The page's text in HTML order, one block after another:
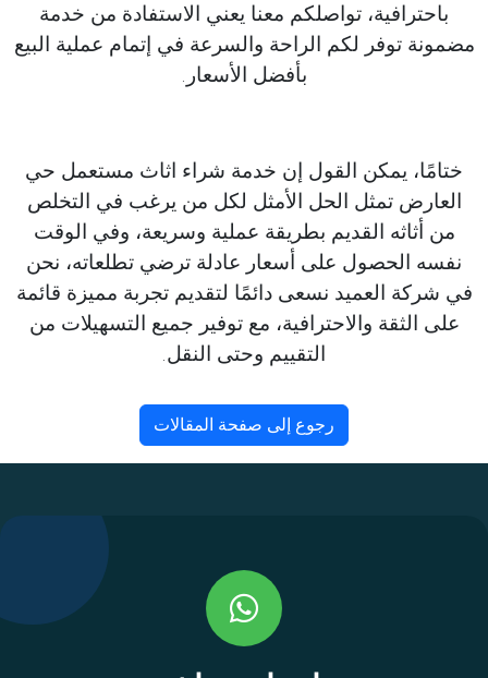
باحترافية، تواصلكم معنا يعني الاستفادة من خدمة
مضمونة توفر لكم الراحة والسرعة في إتمام عملية البيع
بأفضل الأسعار.
ختامًا، يمكن القول إن خدمة شراء اثاث مستعمل حي
العارض تمثل الحل الأمثل لكل من يرغب في التخلص
من أثاثه القديم بطريقة عملية وسريعة، وفي الوقت
نفسه الحصول على أسعار عادلة ترضي تطلعاته، نحن
في شركة العميد نسعى دائمًا لتقديم تجربة مميزة قائمة
على الثقة والاحترافية، مع توفير جميع التسهيلات من
التقييم وحتى النقل.
رجوع إلى صفحة المقالات